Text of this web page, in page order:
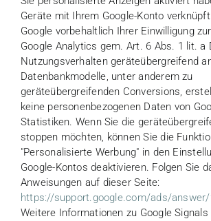
Geräte mit Ihrem Google-Konto
Google vorbehaltlich Ihrer Einwilligung
Google Analytics gem. Art. 6 Abs. 1 lit. a
Nutzungsverhalten geräteübergreifend
Datenbankmodelle, unter anderem zu
geräteübergreifenden Conversions,
keine personenbezogenen Daten von
Statistiken. Wenn Sie die
stoppen möchten, können Sie die
"Personalisierte Werbung" in den
Google-Kontos deaktivieren. Folgen Sie
Anweisungen auf dieser Seite:
https://support.google.com/ads/answer/
Weitere Informationen zu Google